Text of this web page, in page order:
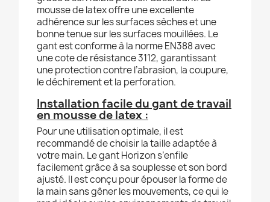
mousse de latex offre une excellente
adhérence sur les surfaces sèches et une
bonne tenue sur les surfaces mouillées. Le
gant est conforme à la norme EN388 avec
une cote de résistance 3112, garantissant
une protection contre l’abrasion, la coupure,
le déchirement et la perforation.
Installation facile du gant de travail
en mousse de latex :
Pour une utilisation optimale, il est
recommandé de choisir la taille adaptée à
votre main. Le gant Horizon s’enfile
facilement grâce à sa souplesse et son bord
ajusté. Il est conçu pour épouser la forme de
la main sans gêner les mouvements, ce qui le